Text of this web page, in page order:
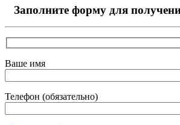
Заполните форму для
Ваше имя
Телефон (обязательно)